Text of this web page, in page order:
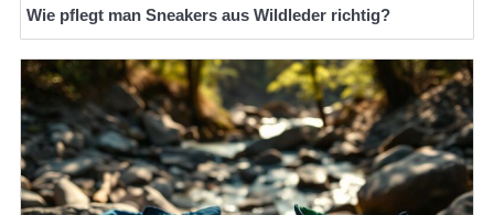
Wie pflegt man Sneakers aus Wildleder richtig?